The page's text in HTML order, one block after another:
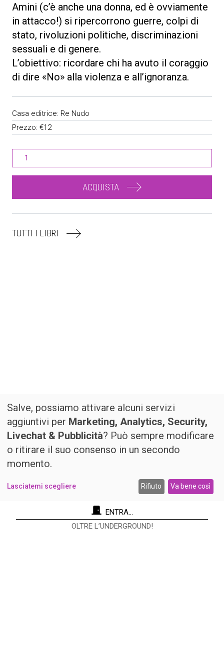
ENTRA...
OLTRE L’UNDERGROUND!
Amini (c’è anche una donna, ed è ovviamente
in attacco!) si ripercorrono guerre, colpi di
stato, rivoluzioni politiche, discriminazioni
sessuali e di genere.
L’obiettivo: ricordare chi ha avuto il coraggio
di dire «No» alla violenza e all’ignoranza.
Casa editrice: Re Nudo
Prezzo: €12
ACQUISTA
TUTTI I LIBRI
Salve, possiamo attivare alcuni servizi
aggiuntivi per Marketing, Analytics, Security,
Livechat & Pubblicità? Può sempre modificare
o ritirare il suo consenso in un secondo
momento.
Lasciatemi scegliere Rifiuto Va bene così